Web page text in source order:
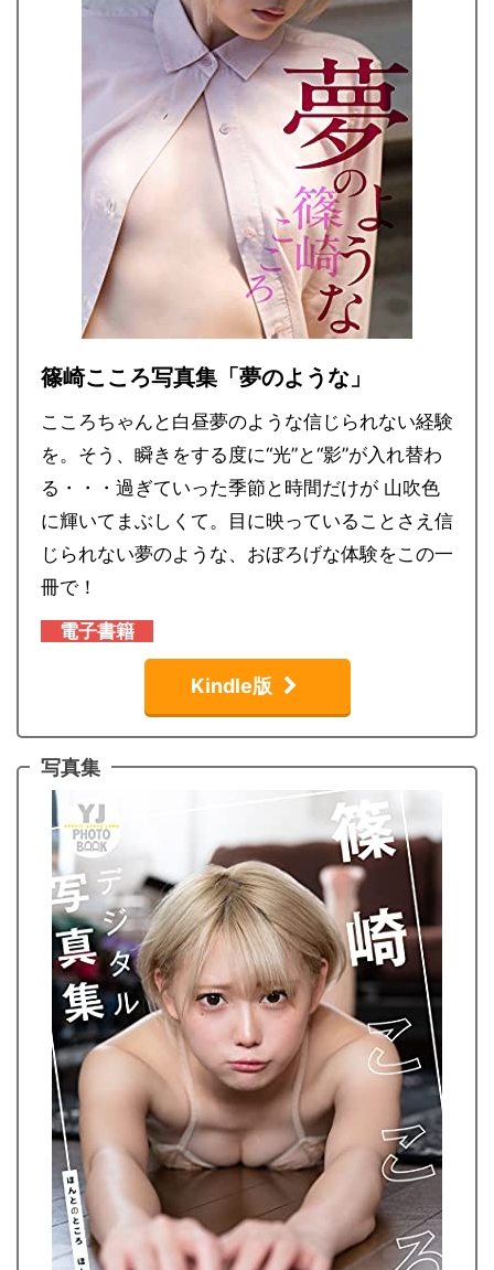
篠崎こころ写真集「夢のような」
こころちゃんと白昼夢のような信じられない経験
を。そう、瞬きをする度に“光”と“影”が入れ替わ
る・・・過ぎていった季節と時間だけが 山吹色
に輝いてまぶしくて。目に映っていることさえ信
じられない夢のような、おぼろげな体験をこの一
冊で！
電子書籍
Kindle版
写真集